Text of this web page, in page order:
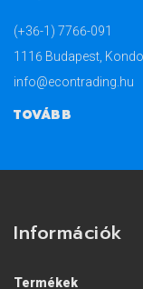
(+36-1) 7766-091
1116 Budapest,
info@econtrading.hu
TOVÁBB
Információk
Termékek